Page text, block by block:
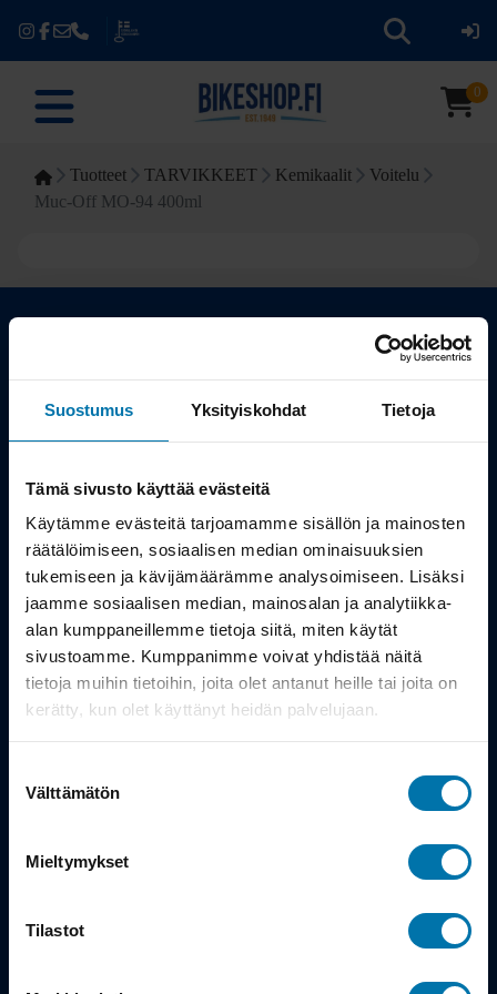
Suostumus Yksityiskohdat Tietoja
Tämä sivusto käyttää evästeitä
Käytämme evästeitä tarjoamamme sisällön ja mainosten
räätälöimiseen, sosiaalisen median ominaisuuksien
tukemiseen ja kävijämäärämme analysoimiseen. Lisäksi
jaamme sosiaalisen median, mainosalan ja analytiikka-
alan kumppaneillemme tietoja siitä, miten käytät
sivustoamme. Kumppanimme voivat yhdistää näitä
tietoja muihin tietoihin, joita olet antanut heille tai joita on
kerätty, kun olet käyttänyt heidän palvelujaan.
valinta
Välttämätön
Mieltymykset
Tilastot
0
Tuotteet TARVIKKEET Kemikaalit
Voitelu
Muc-Off MO-94 400ml
Kauppa
Työsuhdepyörä
Info
Toimitus
Takuu ja palautukset